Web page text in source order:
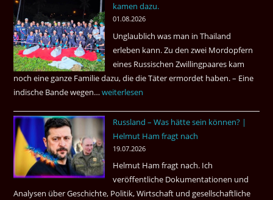
ist
der
Mörder
wieder
frei
?
kamen dazu.
01.08.2026
Unglaublich was man in Thailand
erleben kann. Zu den zwei Mordopfern
eines Russischen Zwillingpaares kam
noch eine ganze Familie dazu, die die Täter ermordet haben. – Eine
indische Bande wegen…Zwillingsmord
aufgeklärt
3
Tote
kamen
dazu.
weiterlesen
Russland – Was hätte sein können? |
Helmut Ham fragt nach
19.07.2026
Helmut Ham fragt nach. Ich
veröffentliche Dokumentationen und
Analysen über Geschichte, Politik, Wirtschaft und gesellschaftliche